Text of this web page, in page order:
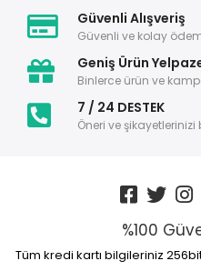
Güvenli Alışveriş
Güvenli ve kolay
Geniş Ürün
Binlerce ürün ve
7 / 24 DESTEK
Öneri ve şikayetlerinizi
%100
Tüm kredi kartı bilgileriniz